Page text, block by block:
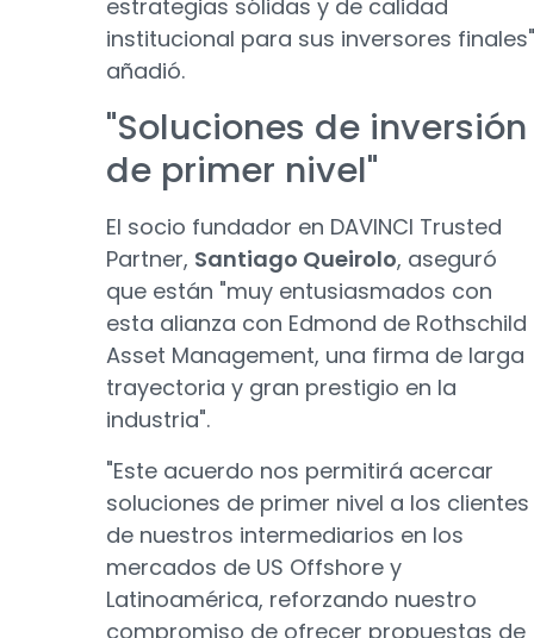
estrategias sólidas y de calidad
institucional para sus inversores
añadió.
"Soluciones de inversión
de primer nivel"
El socio fundador en DAVINCI Trusted
Partner, Santiago Queirolo, aseguró
que están "muy entusiasmados con
esta alianza con Edmond de Rothschild
Asset Management, una firma de larga
trayectoria y gran prestigio en la
industria".
"Este acuerdo nos permitirá acercar
soluciones de primer nivel a los clientes
de nuestros intermediarios en los
mercados de US Offshore y
Latinoamérica, reforzando nuestro
compromiso de ofrecer propuestas de